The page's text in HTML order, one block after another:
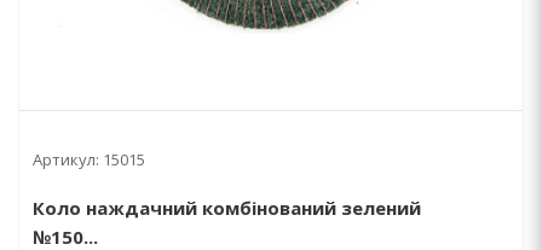
Артикул: 15015
Коло наждачний комбінований зелений
№150...